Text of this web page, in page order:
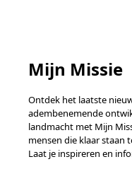
Mijn Missie
Ontdek het laatste
adembenemende
landmacht met Mijn
mensen die klaar staan
Laat je inspireren en